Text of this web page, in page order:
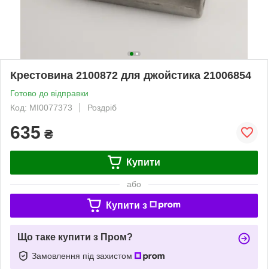
Крестовина 2100872 для джойстика 21006854
Готово до відправки
Код: MI0077373
Роздріб
635 ₴
Купити
або
Купити з
Що таке купити з Пром?
Замовлення під захистом